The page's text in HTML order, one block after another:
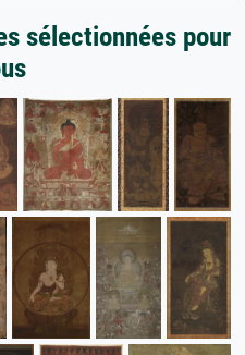
sélectionnées pour